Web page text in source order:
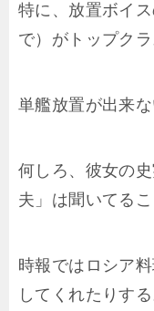
特に、放置ボイ
で）がトップクラ
単艦放置が出来
何しろ、彼女の
夫」は聞いてる
時報ではロシア
してくれたりする